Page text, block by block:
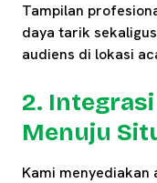
Tampilan
daya tarik
audiens di lokasi
2.
Menuju
Kami menyediakan